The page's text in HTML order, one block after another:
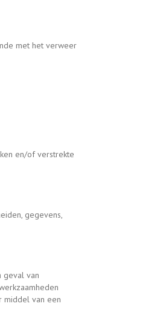
met het verweer
en/of verstrekte
gegevens,
geval van
middel van een